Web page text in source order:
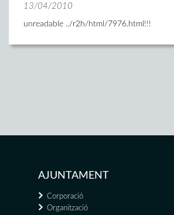
13/04/2010
unreadable ../r2h/html/7976.html!!!
AJUNTAMENT
Corporació
Organització